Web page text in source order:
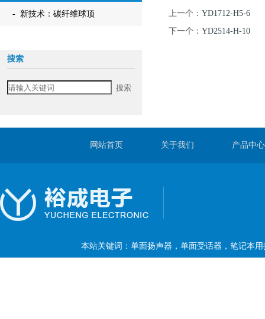
- 新技术：碳纤维球顶
搜索
上一个： YD1712-H5-6
下一个： YD2514-H-10
网站首页 关于我们 产品中心
本站关键词：单面扬声器，单面受话器，笔记本